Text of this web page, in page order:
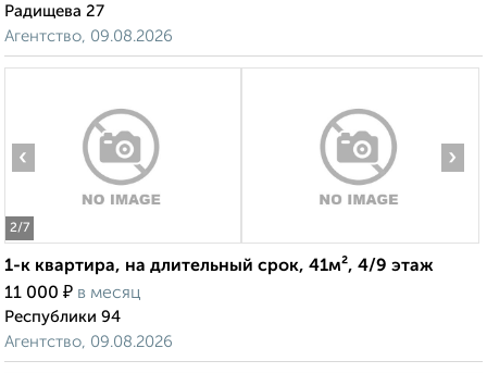
Радищева 27
Агентство, 09.08.2026
2/7
‹ ›
1-к квартира, на длительный срок, 41м², 4/9 этаж
11 000 ₽ в месяц
Республики 94
Агентство, 09.08.2026